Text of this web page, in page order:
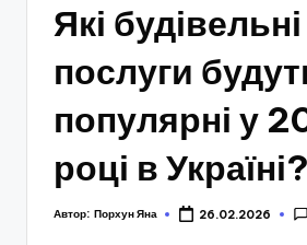
Які будівельні
послуги
популярні у
році в Україні?
Автор: Порхун Яна 26.02.2026